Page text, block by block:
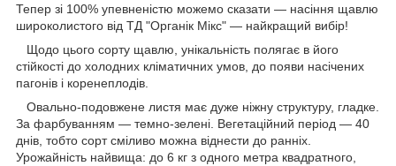
Тепер зі 100% упевненістю можемо сказати — насіння щавлю
широколистого від ТД "Органік Мікс" — найкращий вибір!
Щодо цього сорту щавлю, унікальність полягає в його
стійкості до холодних кліматичних умов, до появи насічених
пагонів і коренеплодів.
Овально-подовжене листя має дуже ніжну структуру, гладке.
За фарбуванням — темно-зелені. Вегетаційний період — 40
днів, тобто сорт сміливо можна віднести до ранніх.
Урожайність найвища: до 6 кг з одного метра квадратного,